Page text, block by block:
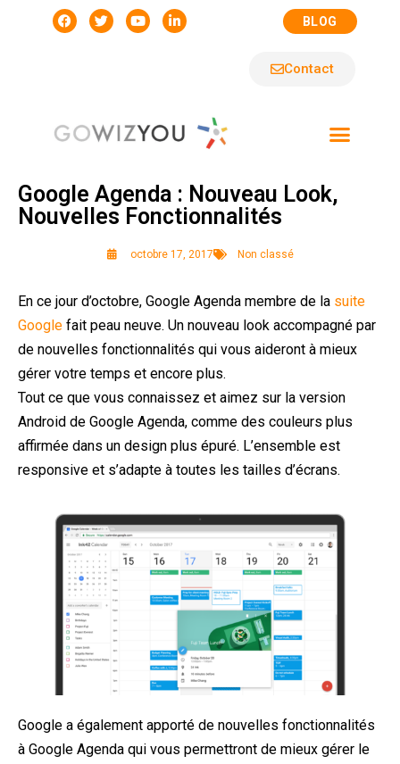
BLOG
Contact
Google Agenda : Nouveau Look,
Nouvelles Fonctionnalités
octobre 17, 2017 Non classé
En ce jour d’octobre, Google Agenda membre de la suite
Google fait peau neuve. Un nouveau look accompagné par
de nouvelles fonctionnalités qui vous aideront à mieux
gérer votre temps et encore plus.
Tout ce que vous connaissez et aimez sur la version
Android de Google Agenda, comme des couleurs plus
affirmée dans un design plus épuré. L’ensemble est
responsive et s’adapte à toutes les tailles d’écrans.
Google a également apporté de nouvelles fonctionnalités
à Google Agenda qui vous permettront de mieux gérer le